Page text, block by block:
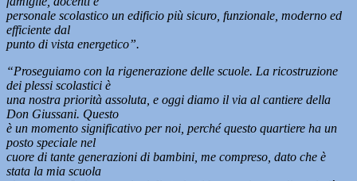
personale scolastico un edificio più sicuro, funzionale, moderno ed
efficiente dal
punto di vista energetico”.
“Proseguiamo con la rigenerazione delle scuole. La ricostruzione
dei plessi scolastici è
una nostra priorità assoluta, e oggi diamo il via al cantiere della
Don Giussani. Questo
è un momento significativo per noi, perché questo quartiere ha un
posto speciale nel
cuore di tante generazioni di bambini, me compreso, dato che è
stata la mia scuola